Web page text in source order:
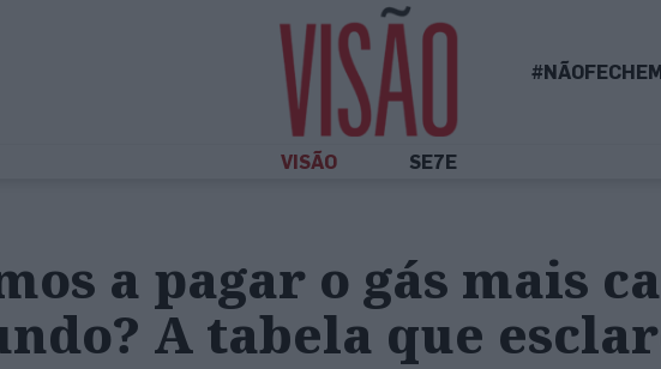
VISÃO SE7E
a pagar o gás mais
A tabela que